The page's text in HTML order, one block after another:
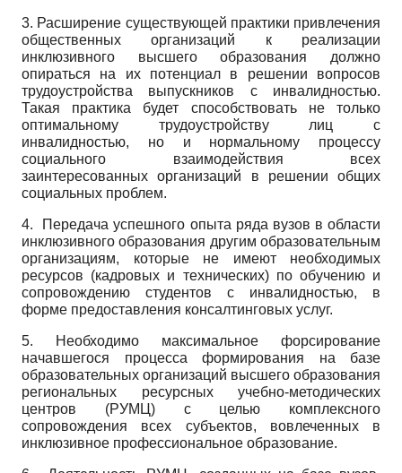
3. Расширение существующей практики привлечения
общественных организаций к реализации
инклюзивного высшего образования должно
опираться на их потенциал в решении вопросов
трудоустройства выпускников с инвалидностью.
Такая практика будет способствовать не только
оптимальному трудоустройству лиц с
инвалидностью, но и нормальному процессу
социального взаимодействия всех
заинтересованных организаций в решении общих
социальных проблем.
4. Передача успешного опыта ряда вузов в области
инклюзивного образования другим образовательным
организациям, которые не имеют необходимых
ресурсов (кадровых и технических) по обучению и
сопровождению студентов с инвалидностью, в
форме предоставления консалтинговых услуг.
5. Необходимо максимальное форсирование
начавшегося процесса формирования на базе
образовательных организаций высшего образования
региональных ресурсных учебно-методических
центров (РУМЦ) с целью комплексного
сопровождения всех субъектов, вовлеченных в
инклюзивное профессиональное образование.